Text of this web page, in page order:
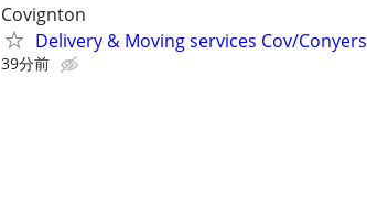
Covignton
Delivery & Moving services Cov/Conyers
39分前